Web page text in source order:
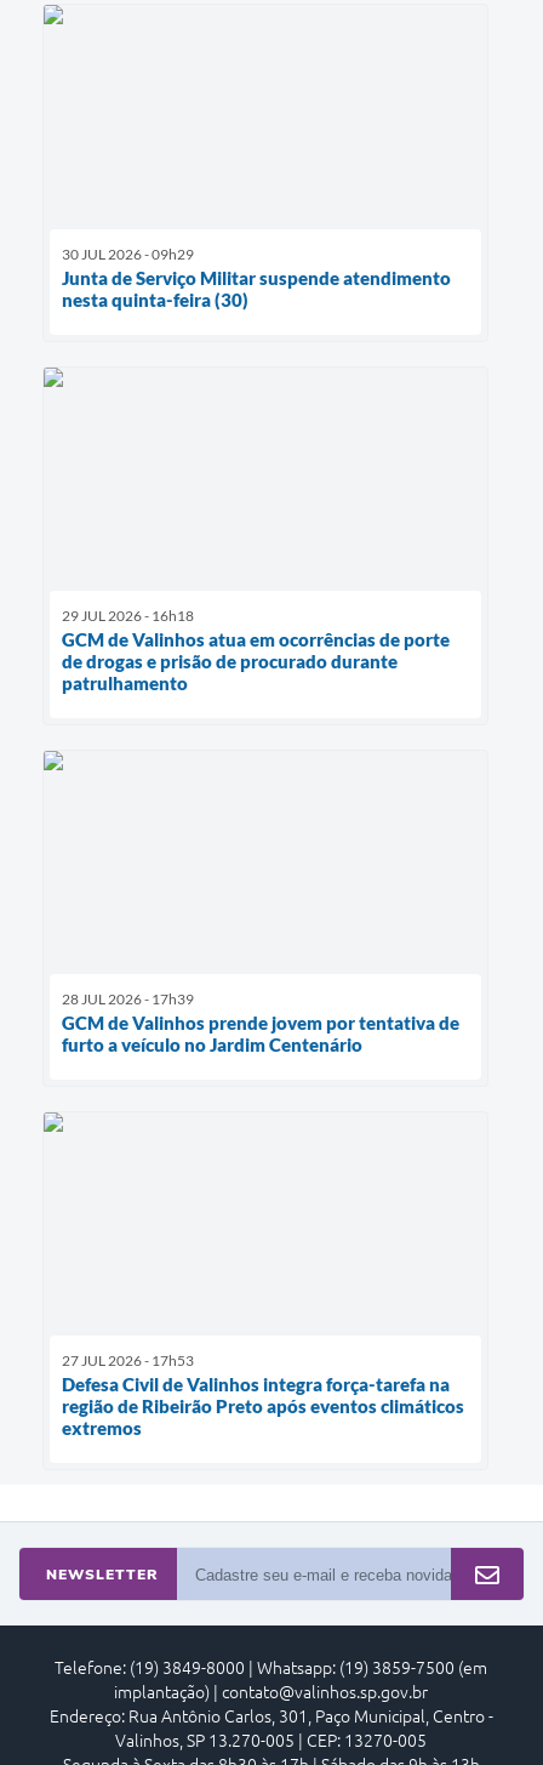
30 JUL 2026 - 09h29
Junta de Serviço Militar suspende atendimento
nesta quinta-feira (30)
29 JUL 2026 - 16h18
GCM de Valinhos atua em ocorrências de porte
de drogas e prisão de procurado durante
patrulhamento
28 JUL 2026 - 17h39
GCM de Valinhos prende jovem por tentativa de
furto a veículo no Jardim Centenário
27 JUL 2026 - 17h53
Defesa Civil de Valinhos integra força-tarefa na
região de Ribeirão Preto após eventos climáticos
extremos
NEWSLETTER
Telefone: (19) 3849-8000 | Whatsapp: (19) 3859-7500 (em
implantação) | contato@valinhos.sp.gov.br
Endereço: Rua Antônio Carlos, 301, Paço Municipal, Centro -
Valinhos, SP 13.270-005 | CEP: 13270-005